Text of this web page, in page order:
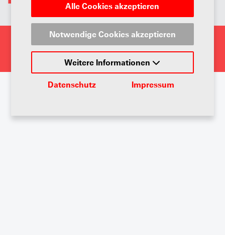
Alle Cookies akzeptieren
Notwendige Cookies akzeptieren
Weitere Informationen
Datenschutz Impressum
@2026 Copyright AGVS
Datenschutz